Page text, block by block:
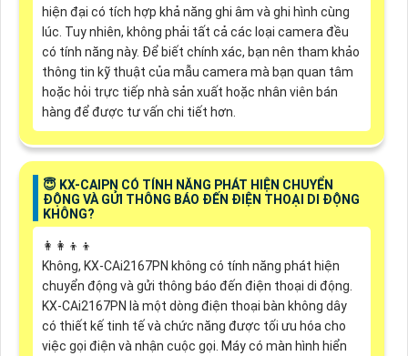
hiện đại có tích hợp khả năng ghi âm và ghi hình cùng
lúc. Tuy nhiên, không phải tất cả các loại camera đều
có tính năng này. Để biết chính xác, bạn nên tham khảo
thông tin kỹ thuật của mẫu camera mà bạn quan tâm
hoặc hỏi trực tiếp nhà sản xuất hoặc nhân viên bán
hàng để được tư vấn chi tiết hơn.
😇 KX-CAIPN CÓ TÍNH NĂNG PHÁT HIỆN CHUYỂN
ĐỘNG VÀ GỬI THÔNG BÁO ĐẾN ĐIỆN THOẠI DI ĐỘNG
KHÔNG?
👩‍👩‍👦‍👦
Không, KX-CAi2167PN không có tính năng phát hiện
chuyển động và gửi thông báo đến điện thoại di động.
KX-CAi2167PN là một dòng điện thoại bàn không dây
có thiết kế tinh tế và chức năng được tối ưu hóa cho
việc gọi điện và nhận cuộc gọi. Máy có màn hình hiển